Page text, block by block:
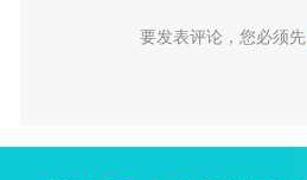
要发表评论，您必须先